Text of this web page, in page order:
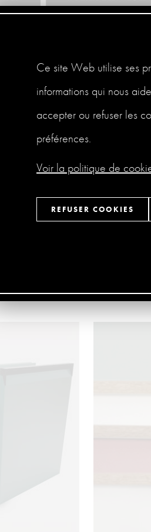
Ce site Web utilise ses
informations qui nous
accepter ou refuser les
préférences.
Voir la politique de
REFUSER COOKIES